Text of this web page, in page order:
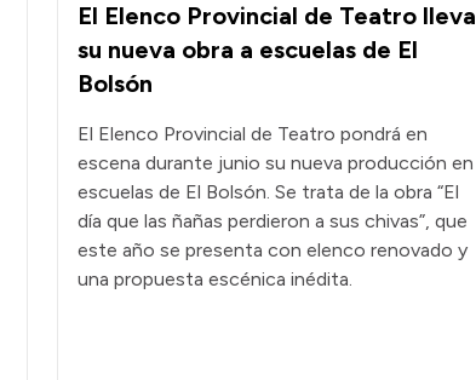
El Elenco Provincial de Teatro lleva
su nueva obra a escuelas de El
Bolsón
El Elenco Provincial de Teatro pondrá en
escena durante junio su nueva producción en
escuelas de El Bolsón. Se trata de la obra “El
día que las ñañas perdieron a sus chivas”, que
este año se presenta con elenco renovado y
una propuesta escénica inédita.